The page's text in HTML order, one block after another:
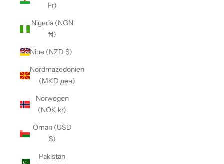
Fr)
Nigeria (NGN
₦)
Niue (NZD $)
Nordmazedonien
(MKD ден)
Norwegen
(NOK kr)
Oman (USD
$)
Pakistan